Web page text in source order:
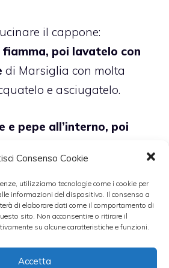
Consenso Cookie
utilizziamo tecnologie come i cookie per
informazioni del dispositivo. Il consenso a
di elaborare dati come il comportamento di
sito. Non acconsentire o ritirare il
su alcune caratteristiche e funzioni.
Accetta
il cappone:
poi lavatelo con
di Marsiglia con molta
e asciugatelo.
e pepe all’interno, poi
del cappone con uno
per tenerlo ben fermo.
le erbe tritate al burro.
il cappone e